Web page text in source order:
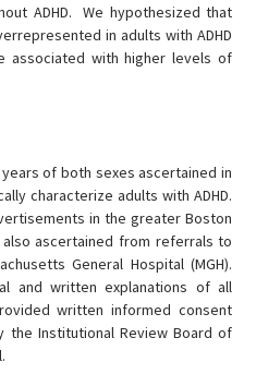
ADHD. We hypothesized that
in adults with ADHD
associated with higher levels of
of both sexes ascertained in
characterize adults with ADHD.
in the greater Boston
also ascertained from referrals to
General Hospital (MGH).
and written explanations of all
written informed consent
the Institutional Review Board of